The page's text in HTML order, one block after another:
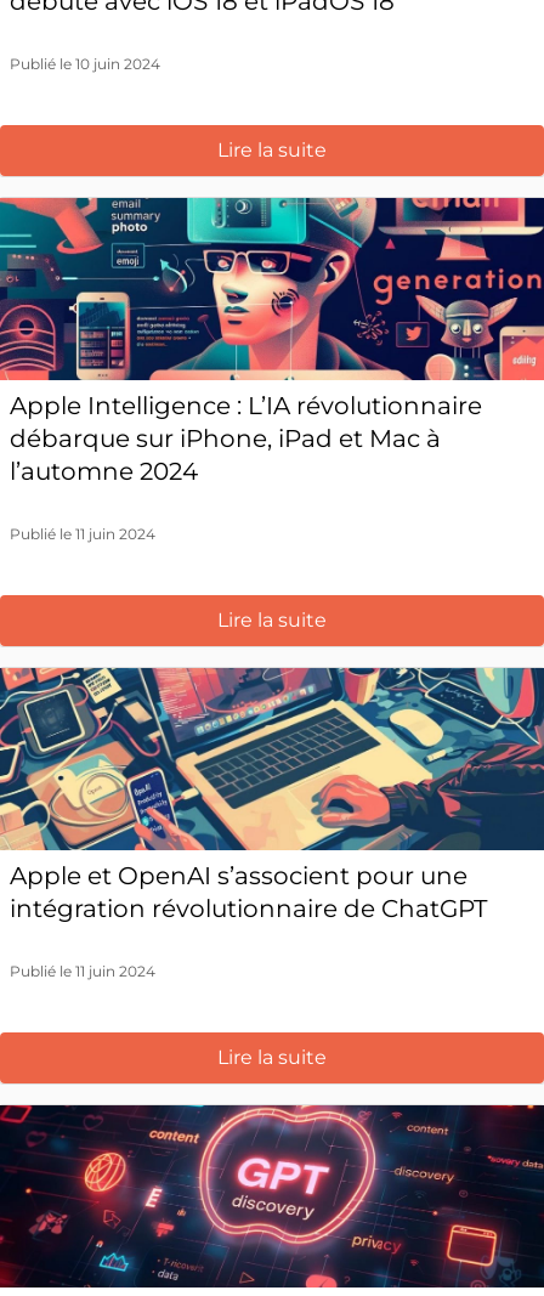
Publié le 10 juin 2024
Lire la suite
Apple Intelligence : L’IA révolutionnaire
débarque sur iPhone, iPad et Mac à
l’automne 2024
Publié le 11 juin 2024
Lire la suite
Apple et OpenAI s’associent pour une
intégration révolutionnaire de ChatGPT
Publié le 11 juin 2024
Lire la suite